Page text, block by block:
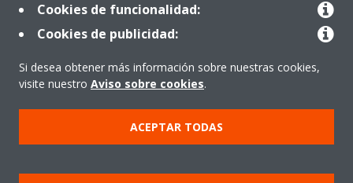
Nuestros Productos
Copyright © Daikin
Cookies de funcionalidad:
Cookies de publicidad:
Si desea obtener más información sobre nuestras cookies,
visite nuestro Aviso sobre cookies.
ACEPTAR TODAS